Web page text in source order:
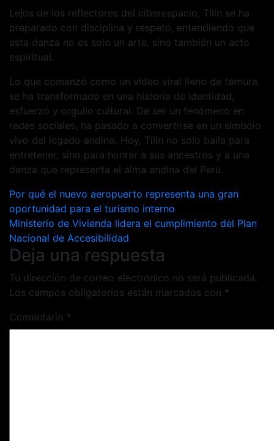
Lejos de los reflectores del ciberespacio, Tilín se ha
preparado con disciplina y respeto, entendiendo que
esta danza no es solo un arte, sino también un acto
espiritual.
Lo que comenzó como un video viral lleno de ternura,
se ha transformado en una historia de identidad,
esfuerzo y orgullo cultural. De ser un fenómeno en
redes sociales, ha pasado a convertirse en un símbolo
vivo del legado andino. Hoy, Tilín no solo baila para
entretener, sino para honrar a sus ancestros y a una
danza que representa el alma andina del Perú.
Navegación
de
entradas
Por qué el nuevo aeropuerto representa una gran
oportunidad para el turismo interno
Ministerio de Vivienda lidera el cumplimiento del Plan
Nacional de Accesibilidad
Deja una respuesta
Tu dirección de correo electrónico no será publicada.
Los campos obligatorios están marcados con *
Comentario *